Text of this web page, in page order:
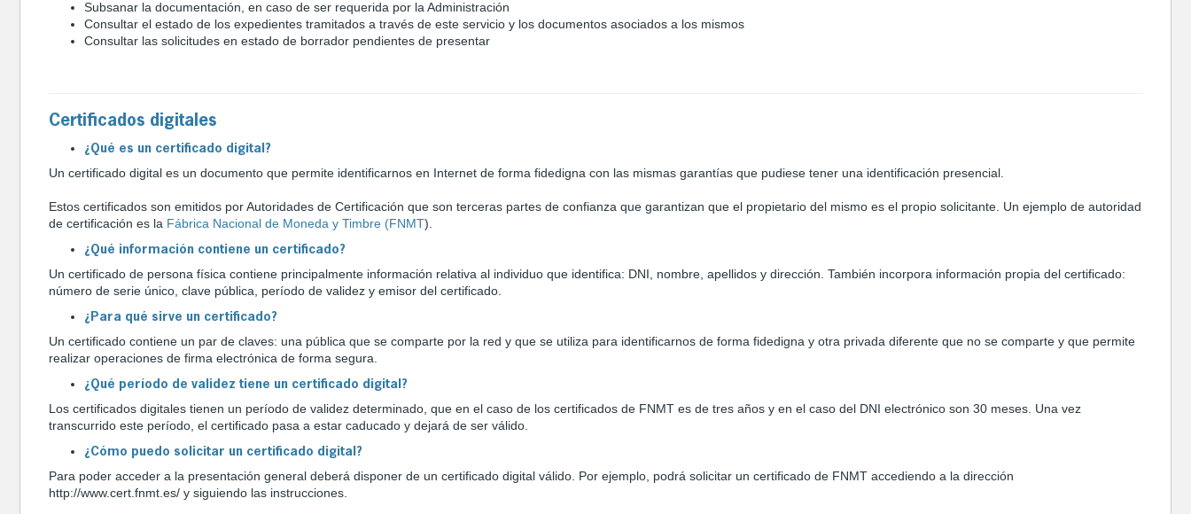
Subsanar la documentación, en caso de ser requerida por la Administración
Consultar el estado de los expedientes tramitados a través de este servicio y los documentos asociados a los mismos
Consultar las solicitudes en estado de borrador pendientes de presentar
Certificados digitales
¿Qué es un certificado digital?
Un certificado digital es un documento que permite identificarnos en Internet de forma fidedigna con las mismas garantías que pudiese tener una identificación presencial.
Estos certificados son emitidos por Autoridades de Certificación que son terceras partes de confianza que garantizan que el propietario del mismo es el propio solicitante. Un ejemplo de autoridad
de certificación es la Fábrica Nacional de Moneda y Timbre (FNMT).
¿Qué información contiene un certificado?
Un certificado de persona física contiene principalmente información relativa al individuo que identifica: DNI, nombre, apellidos y dirección. También incorpora información propia del certificado:
número de serie único, clave pública, período de validez y emisor del certificado.
¿Para qué sirve un certificado?
Un certificado contiene un par de claves: una pública que se comparte por la red y que se utiliza para identificarnos de forma fidedigna y otra privada diferente que no se comparte y que permite
realizar operaciones de firma electrónica de forma segura.
¿Qué período de validez tiene un certificado digital?
Los certificados digitales tienen un período de validez determinado, que en el caso de los certificados de FNMT es de tres años y en el caso del DNI electrónico son 30 meses. Una vez
transcurrido este período, el certificado pasa a estar caducado y dejará de ser válido.
¿Cómo puedo solicitar un certificado digital?
Para poder acceder a la presentación general deberá disponer de un certificado digital válido. Por ejemplo, podrá solicitar un certificado de FNMT accediendo a la dirección
http://www.cert.fnmt.es/ y siguiendo las instrucciones.